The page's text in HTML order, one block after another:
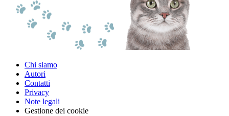
Chi siamo
Autori
Contatti
Privacy
Note legali
Gestione dei cookie